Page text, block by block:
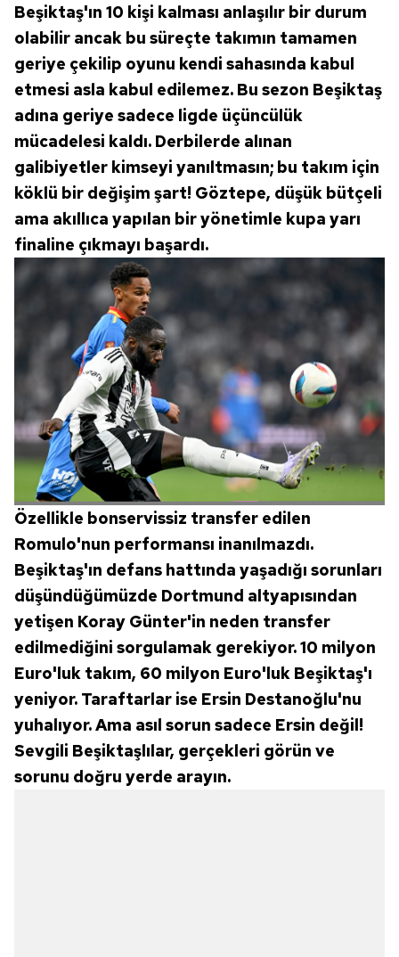
Beşiktaş'ın 10 kişi kalması anlaşılır bir durum
olabilir ancak bu süreçte takımın tamamen
geriye çekilip oyunu kendi sahasında kabul
etmesi asla kabul edilemez. Bu sezon Beşiktaş
adına geriye sadece ligde üçüncülük
mücadelesi kaldı. Derbilerde alınan
galibiyetler kimseyi yanıltmasın; bu takım için
köklü bir değişim şart! Göztepe, düşük bütçeli
ama akıllıca yapılan bir yönetimle kupa yarı
finaline çıkmayı başardı.
Özellikle bonservissiz transfer edilen
Romulo'nun performansı inanılmazdı.
Beşiktaş'ın defans hattında yaşadığı sorunları
düşündüğümüzde Dortmund altyapısından
yetişen Koray Günter'in neden transfer
edilmediğini sorgulamak gerekiyor. 10 milyon
Euro'luk takım, 60 milyon Euro'luk Beşiktaş'ı
yeniyor. Taraftarlar ise Ersin Destanoğlu'nu
yuhalıyor. Ama asıl sorun sadece Ersin değil!
Sevgili Beşiktaşlılar, gerçekleri görün ve
sorunu doğru yerde arayın.